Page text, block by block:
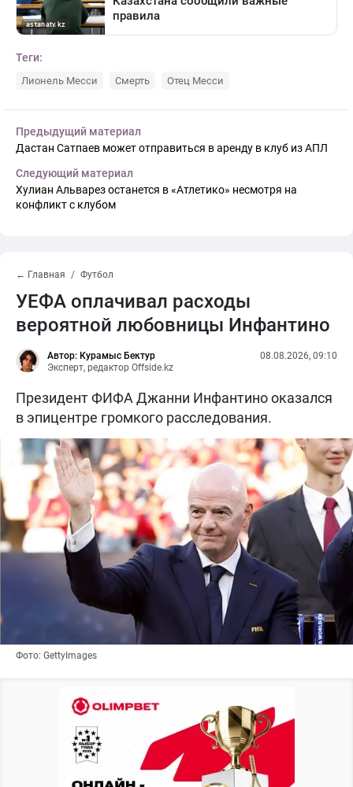
Теги:
Лионель Месси Смерть Отец Месси
Предыдущий материал
Дастан Сатпаев может отправиться в аренду в клуб из АПЛ
Следующий материал
Хулиан Альварез останется в «Атлетико» несмотря на
конфликт с клубом
← Главная Футбол
УЕФА оплачивал расходы
вероятной любовницы Инфантино
Автор: Курамыс Бектур
Эксперт, редактор Offside.kz
08.08.2026, 09:10
Президент ФИФА Джанни Инфантино оказался
в эпицентре громкого расследования.
Фото: GettyImages